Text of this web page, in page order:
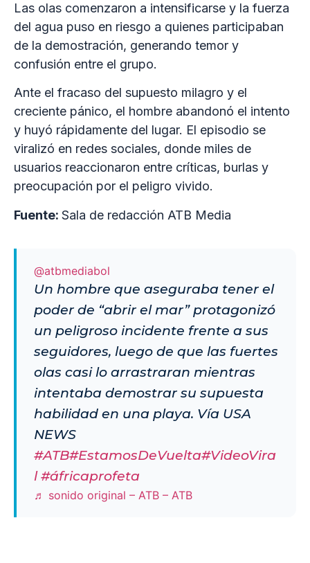
Las olas comenzaron a intensificarse y la fuerza
del agua puso en riesgo a quienes participaban
de la demostración, generando temor y
confusión entre el grupo.
Ante el fracaso del supuesto milagro y el
creciente pánico, el hombre abandonó el intento
y huyó rápidamente del lugar. El episodio se
viralizó en redes sociales, donde miles de
usuarios reaccionaron entre críticas, burlas y
preocupación por el peligro vivido.
Fuente: Sala de redacción ATB Media
@atbmediabol
Un hombre que aseguraba tener el
poder de “abrir el mar” protagonizó
un peligroso incidente frente a sus
seguidores, luego de que las fuertes
olas casi lo arrastraran mientras
intentaba demostrar su supuesta
habilidad en una playa. Vía USA
NEWS
#ATB#EstamosDeVuelta#VideoVira
l #áfricaprofeta
♬ sonido original – ATB – ATB